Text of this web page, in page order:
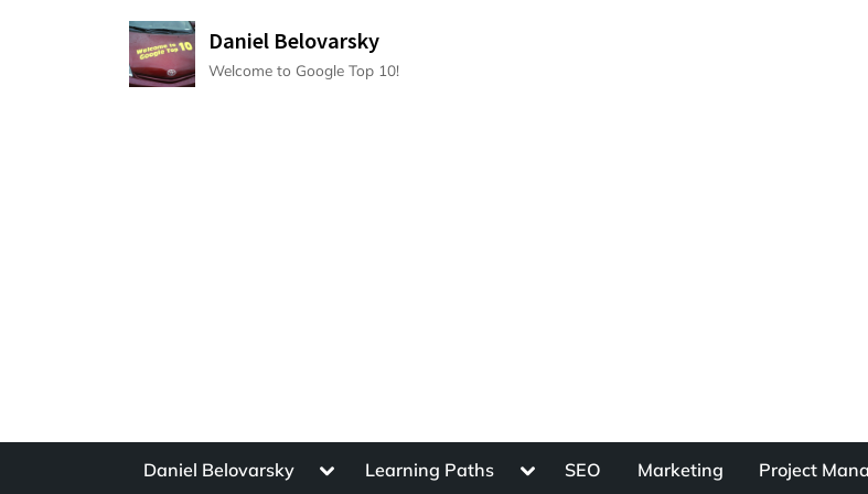
Daniel Belovarsky
Welcome to Google Top 10!
Daniel Belovarsky
ToggleLearning Paths
ToggleSEO Marketing Project